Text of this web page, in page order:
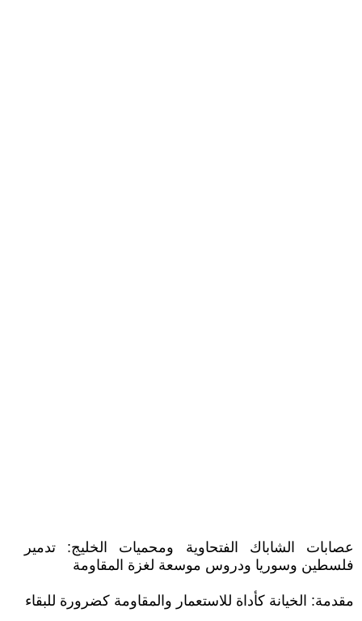
عصابات الشاباك الفتحاوية ومحميات الخليج: تدمير
فلسطين وسوريا ودروس موسعة لغزة المقاومة
مقدمة: الخيانة كأداة للاستعمار والمقاومة كضرورة للبقاء